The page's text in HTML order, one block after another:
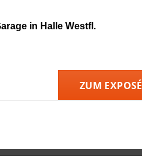
in Halle Westfl.
ZUM EXPOSÉ